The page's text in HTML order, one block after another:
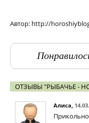
Автор: http://
ОТЗЫВЫ "РЫБАЧЬЕ -
Алиса,